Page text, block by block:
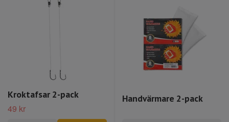
Kroktafsar 2-pack
49 kr
Handvärmare 2-pack